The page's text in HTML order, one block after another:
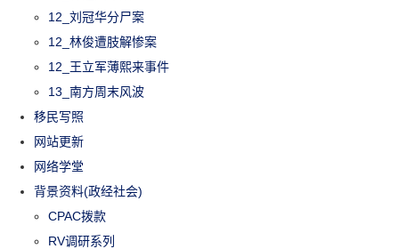
12_刘冠华分尸案
12_林俊遭肢解惨案
12_王立军薄熙来事件
13_南方周末风波
移民写照
网站更新
网络学堂
背景资料(政经社会)
CPAC拨款
RV调研系列